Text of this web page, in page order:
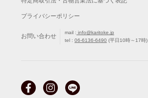
プライバシーポリシー
お問い合わせ
mail : info@karitoke.jp
tel : 06-6136-6490 (平日10時～17時)